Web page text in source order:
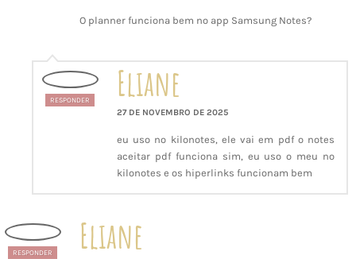
O planner funciona bem no app Samsung Notes?
RESPONDER Eliane
27 DE NOVEMBRO DE 2025
eu uso no kilonotes, ele vai em pdf o notes
aceitar pdf funciona sim, eu uso o meu no
kilonotes e os hiperlinks funcionam bem
RESPONDER Eliane